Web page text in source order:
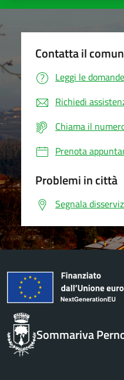
Contatta il
Leggi le
Richiedi
Chiama il
Prenota
Problemi in città
Segnala
Sommariva